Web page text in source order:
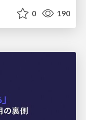
0 190